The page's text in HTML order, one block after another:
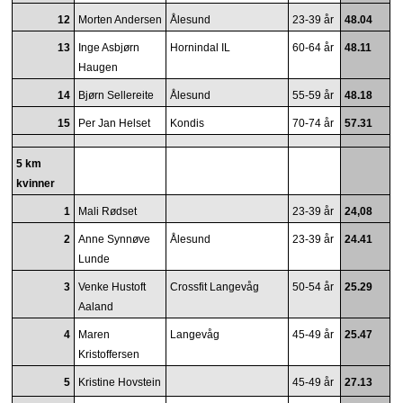
12 Morten Andersen Ålesund 23-39 år 48.04
13
Inge Asbjørn
Haugen
Hornindal IL 60-64 år 48.11
14 Bjørn Sellereite Ålesund 55-59 år 48.18
15 Per Jan Helset Kondis 70-74 år 57.31
5 km
kvinner
1 Mali Rødset 23-39 år 24,08
2
Anne Synnøve
Lunde
Ålesund 23-39 år 24.41
3
Venke Hustoft
Aaland
Crossfit Langevåg 50-54 år 25.29
4
Maren
Kristoffersen
Langevåg 45-49 år 25.47
5 Kristine Hovstein 45-49 år 27.13